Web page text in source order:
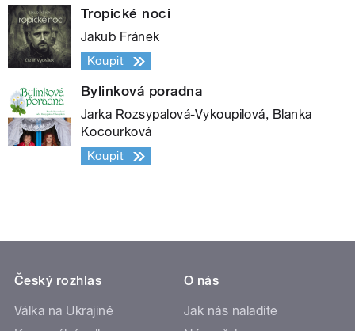
Tropické noci
Jakub Fránek
Koupit
Bylinková poradna
Jarka Rozsypalová-Vykoupilová, Blanka
Kocourková
Koupit
Český rozhlas
Válka na Ukrajině
O nás
Jak nás naladíte